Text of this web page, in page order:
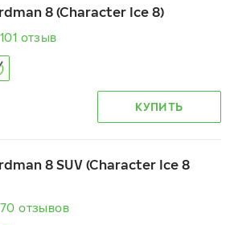
8 (Character Ice 8)
101 отзыв
КУПИТЬ
8 SUV (Character Ice 8
70 отзывов